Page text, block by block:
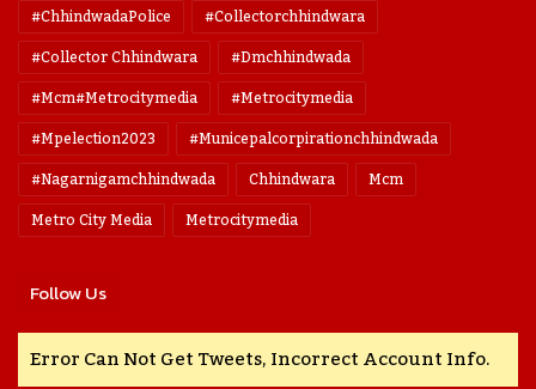
#ChhindwadaPolice
#collectorchhindwara
#collector Chhindwara
#dmchhindwada
#mcm#metrocitymedia
#metrocitymedia
#mpelection2023
#municepalcorpirationchhindwada
#nagarnigamchhindwada
Chhindwara
Mcm
Metro City Media
Metrocitymedia
Follow Us
Error Can Not Get Tweets, Incorrect Account Info.